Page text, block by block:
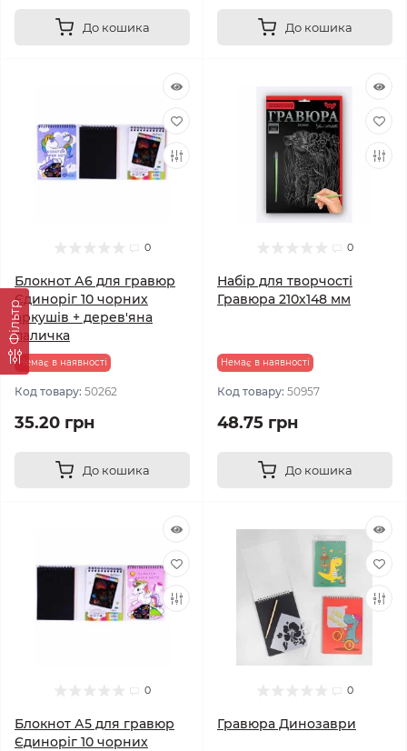
Фільтр
До кошика До кошика
0
Блокнот А6 для гравюр
Єдиноріг 10 чорних
аркушів + дерев'яна
паличка
Немає в наявності
Код товару: 50262
35.20 грн
До кошика
0
Набір для творчості
Гравюра 210х148 мм
Немає в наявності
Код товару: 50957
48.75 грн
До кошика
0
Блокнот А5 для гравюр
Єдиноріг 10 чорних
0
Гравюра Динозаври